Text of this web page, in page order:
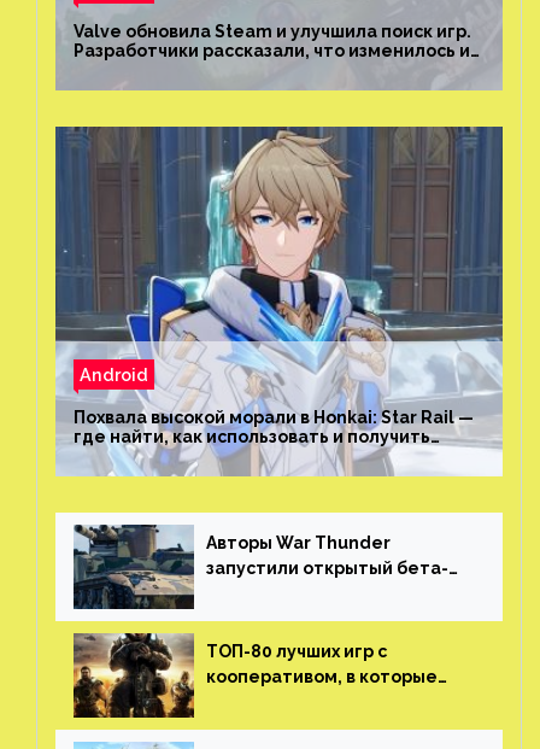
Valve обновила Steam и улучшила поиск игр.
Разработчики рассказали, что изменилось и
Android
Похвала высокой морали в Honkai: Star Rail —
где найти, как использовать и получить
скрытые достижения
Авторы War Thunder
запустили открытый бета-
трейлер и скриншоты
ТОП-80 лучших игр с
кооперативом, в которые
(никаких MMO)